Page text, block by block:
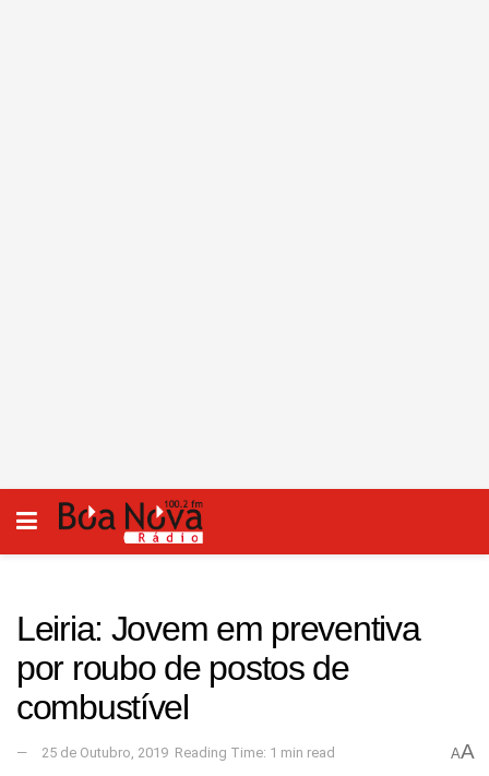
Leiria: Jovem em preventiva
por roubo de postos de
combustível
25 de Outubro, 2019 Reading Time: 1 min read AA